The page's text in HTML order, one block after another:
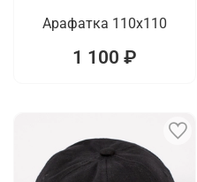
Арафатка 110х110
1 100 ₽